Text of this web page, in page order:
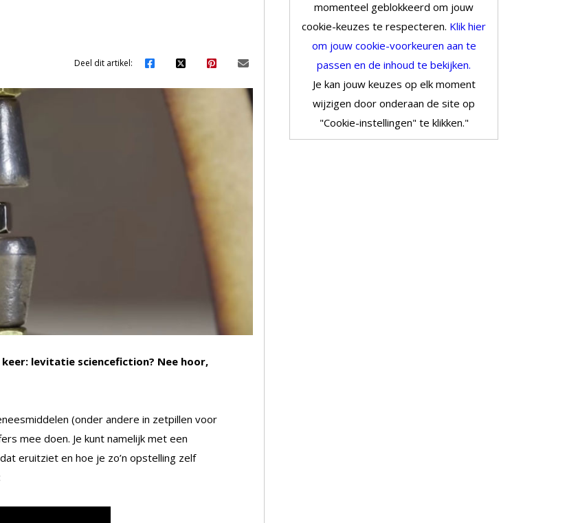
Deel dit artikel:
levitatie sciencefiction? Nee hoor,
(onder andere in zetpillen voor
mee doen. Je kunt namelijk met een
eruitziet en hoe je zo’n opstelling zelf
momenteel geblokkeerd om jouw
cookie-keuzes te respecteren. Klik hier
om jouw cookie-voorkeuren aan te
passen en de inhoud te bekijken.
Je kan jouw keuzes op elk moment
wijzigen door onderaan de site op
"Cookie-instellingen" te klikken."